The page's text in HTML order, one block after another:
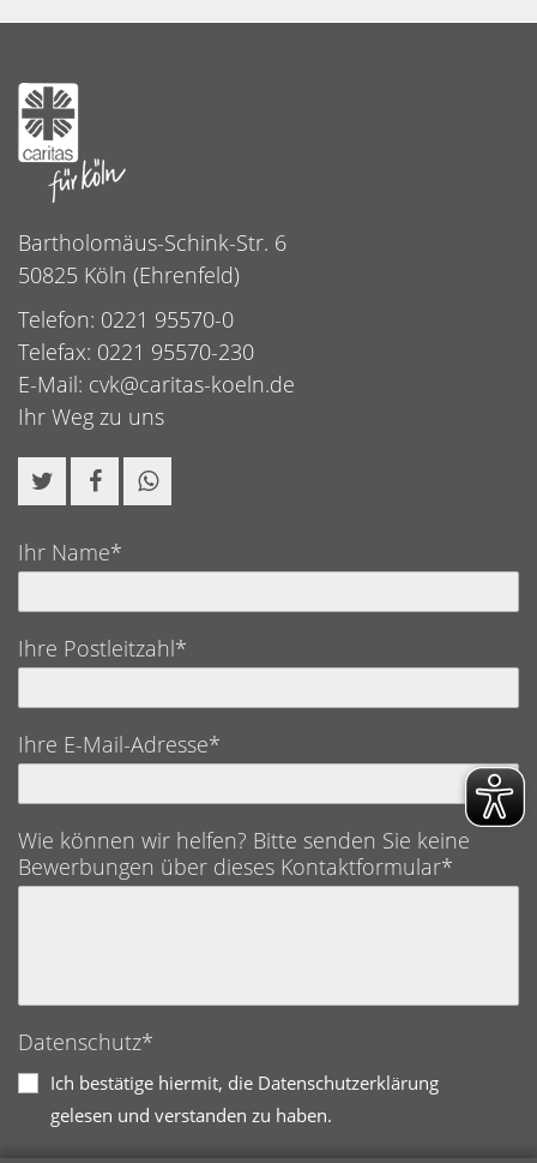
Bartholomäus-Schink-Str. 6
50825 Köln (Ehrenfeld)
Telefon: 0221 95570-0
Telefax: 0221 95570-230
E-Mail: cvk@caritas-koeln.de
Ihr Weg zu uns
Ihr Name*
Ihre Postleitzahl*
Ihre E-Mail-Adresse*
Wie können wir helfen? Bitte senden Sie keine
Bewerbungen über dieses Kontaktformular*
Datenschutz*
Ich bestätige hiermit, die Datenschutzerklärung
gelesen und verstanden zu haben.